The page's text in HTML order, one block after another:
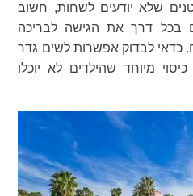
שלא יודעים לשחות, חשוב
בכל דרך את הגישה לבריכה
כדאי לבדוק אפשרות לשים גדר
מיוחד שהילדים לא יוכלו